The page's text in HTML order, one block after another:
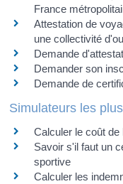
France
Attestation de
une collectivité
Demande
Demander son
Demande de
Simulateurs les
Calculer le coût de
Savoir s'il faut un
sportive
Calculer les